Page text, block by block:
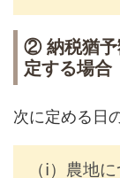
② 納税猶予
定する場合
次に定める日
（ⅰ）農地